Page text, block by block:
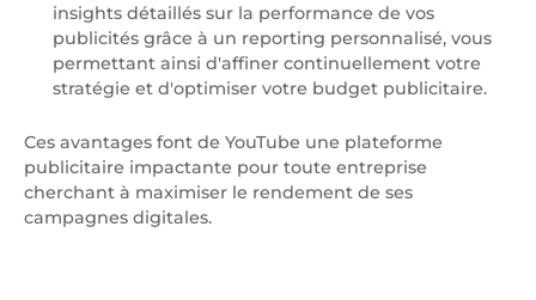
insights détaillés sur la performance de vos
publicités grâce à un reporting personnalisé, vous
permettant ainsi d'affiner continuellement votre
stratégie et d'optimiser votre budget publicitaire.
Ces avantages font de YouTube une plateforme
publicitaire impactante pour toute entreprise
cherchant à maximiser le rendement de ses
campagnes digitales.